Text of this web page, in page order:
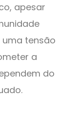
apesar
uma tensão
a
do